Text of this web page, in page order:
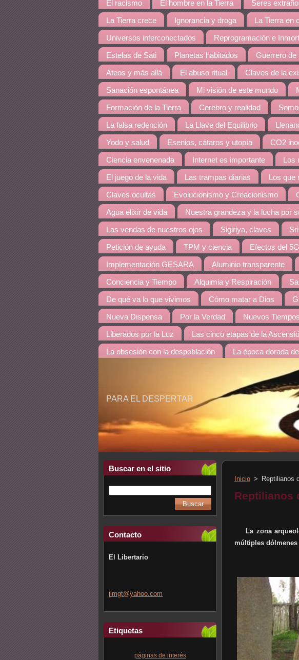
El racismo El hombre en la Tierra Seres
La Tierra crece Ignorancia y droga La Tierra en
Universos interconectados Reprogramación e
Estelas de Sati Planetas habitados Guerrero de
Ateos y más allá El abuso ritual Claves de la
Sanación espontánea Mi visión de este mundo
Formación de la Tierra Cerebro y realidad
La falsa redención La Llave del Equilibrio
Yodo y salud Esenios, cátaros y utopía CO2
Ciencia envenenada Internet es importante
El juego de la vida Las trampas diarias Los
Claves ocultas Evolucionismo y Creacionismo
Agua elixir de vida Nuestra grandeza y la lucha por
Las vendas de nuestros ojos Sigiriya, claves
Petición de ayuda TPM y ciencia Efectos del 5G
Implementación GESARA Aluminio transparente
Conciencia y Tiempo Alquimia y Respiración
De qué va lo que vivimos Cómo matar a Dios
Nueva Dispensa Por la Verdad Nuevos Tiempos
Liberados por la Luz Las cinco etapas de la
La obsesión con la despoblación La época dorada
PARA EL DESPERTAR
Buscar en el sitio
Contacto
El Libertario
jlmgt@yahoo.com
Etiquetas
páginas de interés
Inicio > Reptilianos
Reptilianos
La zona
múltiples dólmenes